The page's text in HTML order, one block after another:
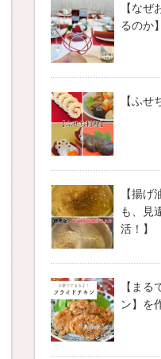
【な
るのか】
【ふせ
【揚
も、見
活！】
【ま
ン】を